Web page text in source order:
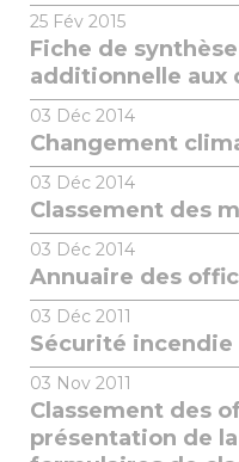
25 Fév 2015
Fiche de
additionnelle aux
03 Déc 2014
Changement
03 Déc 2014
Classement des
03 Déc 2014
Annuaire des
03 Déc 2011
Sécurité
03 Nov 2011
Classement des
présentation de